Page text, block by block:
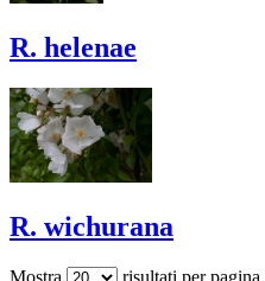
R. helenae
R. wichurana
Mostra
risultati per pagina.